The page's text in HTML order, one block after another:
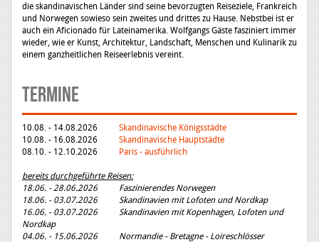
die skandinavischen Länder sind seine bevorzugten Reiseziele, Frankreich
und Norwegen sowieso sein zweites und drittes zu Hause. Nebstbei ist er
auch ein Aficionado für Lateinamerika. Wolfgangs Gäste fasziniert immer
wieder, wie er Kunst, Architektur, Landschaft, Menschen und Kulinarik zu
einem ganzheitlichen Reiseerlebnis vereint.
Termine
10.08. - 14.08.2026
Skandinavische Königsstädte
10.08. - 16.08.2026
Skandinavische Hauptstädte
08.10. - 12.10.2026
Paris - ausführlich
bereits durchgeführte Reisen:
18.06. - 28.06.2026 Faszinierendes Norwegen
18.06. - 03.07.2026 Skandinavien mit Lofoten und Nordkap
16.06. - 03.07.2026 Skandinavien mit Kopenhagen, Lofoten und
Nordkap
04.06. - 15.06.2026 Normandie - Bretagne - Loireschlösser